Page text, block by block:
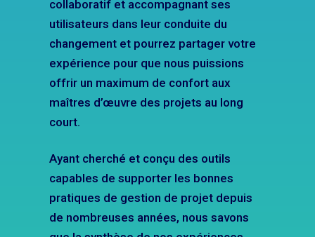
collaboratif et accompagnant ses
utilisateurs dans leur conduite du
changement et pourrez partager votre
expérience pour que nous puissions
offrir un maximum de confort aux
maîtres d’œuvre des projets au long
court.
Ayant cherché et conçu des outils
capables de supporter les bonnes
pratiques de gestion de projet depuis
de nombreuses années, nous savons